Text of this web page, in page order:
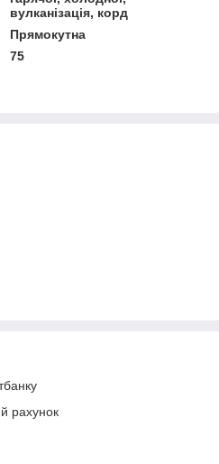
вулканізація, корд
Прямокутна
75
рахунок